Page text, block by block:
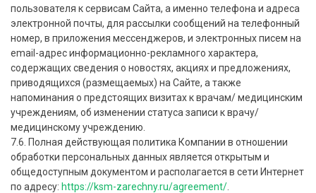
пользователя к сервисам Сайта, а именно телефона и адреса
электронной почты, для рассылки сообщений на телефонный
номер, в приложения мессенджеров, и электронных писем на
email-адрес информационно-рекламного характера,
содержащих сведения о новостях, акциях и предложениях,
приводящихся (размещаемых) на Сайте, а также
напоминания о предстоящих визитах к врачам/ медицинским
учреждениям, об изменении статуса записи к врачу/
медицинскому учреждению.
7.6. Полная действующая политика Компании в отношении
обработки персональных данных является открытым и
общедоступным документом и располагается в сети Интернет
по адресу: https://ksm-zarechny.ru/agreement/